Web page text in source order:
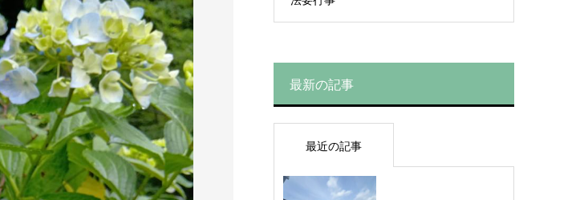
最新の記事
最近の記事